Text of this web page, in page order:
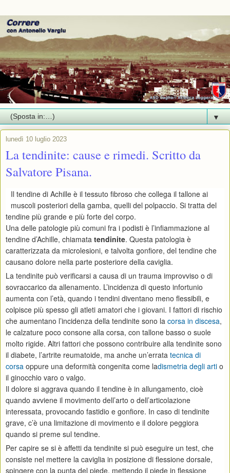
▼
lunedì 10 luglio 2023
La tendinite: cause e rimedi. Scritto da
Salvatore Pisana.
Il tendine di Achille è il tessuto fibroso che collega il tallone ai
muscoli posteriori della gamba, quelli del polpaccio. Si tratta del
tendine più grande e più forte del corpo.
Una delle patologie più comuni fra i podisti è l’infiammazione al
tendine d’Achille, chiamata tendinite. Questa patologia è
caratterizzata da microlesioni, e talvolta gonfiore, del tendine che
causano dolore nella parte posteriore della caviglia.
La tendinite può verificarsi a causa di un trauma improvviso o di
sovraccarico da allenamento. L’incidenza di questo infortunio
aumenta con l’età, quando i tendini diventano meno flessibili, e
colpisce più spesso gli atleti amatori che i giovani. I fattori di rischio
che aumentano l’incidenza della tendinite sono la corsa in discesa,
le calzature poco consone alla corsa, con tallone basso o suole
molto rigide. Altri fattori che possono contribuire alla tendinite sono
il diabete, l’artrite reumatoide, ma anche un’errata tecnica di
corsa oppure una deformità congenita come ladismetria degli arti o
il ginocchio varo o valgo.
Il dolore si aggrava quando il tendine è in allungamento, cioè
quando avviene il movimento dell’arto o dell’articolazione
interessata, provocando fastidio e gonfiore. In caso di tendinite
grave, c’è una limitazione di movimento e il dolore peggiora
quando si preme sul tendine.
Per capire se si è affetti da tendinite si può eseguire un test, che
consiste nel mettere la caviglia in posizione di flessione dorsale,
spingere con la punta del piede, mettendo il piede in flessione